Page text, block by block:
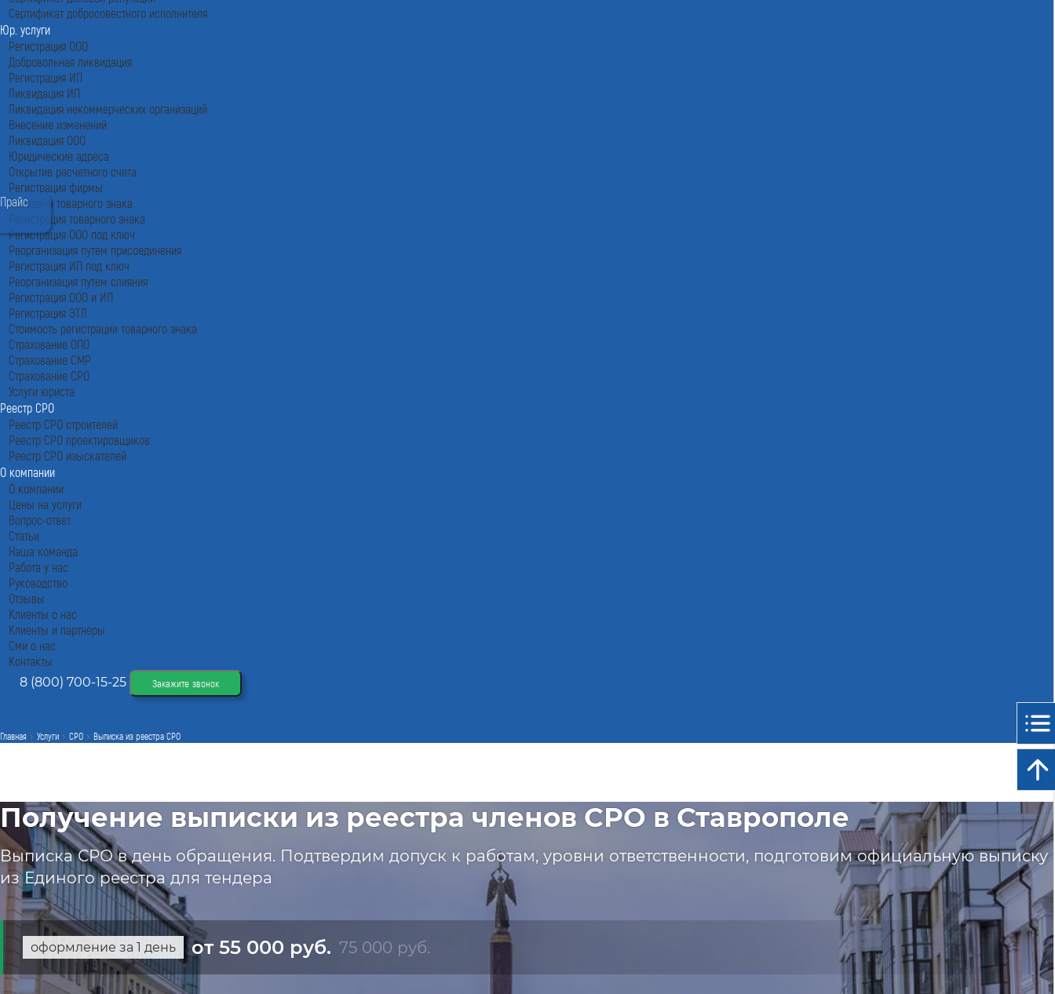
Сертификат добросовестного исполнителя
Юр. услуги
Регистрация ООО
Добровольная ликвидация
Регистрация ИП
Ликвидация ИП
Ликвидация некоммерческих организаций
Внесение изменений
Ликвидация ООО
Юридические адреса
Открытие расчетного счета
Регистрация фирмы
Передача товарного знака
Регистрация товарного знака
Регистрация ООО под ключ
Реорганизация путем присоединения
Регистрация ИП под ключ
Реорганизация путем слияния
Регистрация ООО и ИП
Регистрация ЭТЛ
Стоимость регистрации товарного знака
Страхование ОПО
Страхование СМР
Страхование СРО
Услуги юриста
Реестр СРО
Реестр СРО строителей
Реестр СРО проектировщиков
Реестр СРО изыскателей
О компании
О компании
Цены на услуги
Вопрос-ответ
Статьи
Наша команда
Работа у нас
Руководство
Отзывы
Клиенты о нас
Клиенты и партнеры
Сми о нас
Контакты
8 (800) 700-15-25
Закажите звонок
Главная Услуги СРО Выписка из реестра СРО
Получение выписки из реестра членов СРО в Ставрополе
Выписка СРО в день обращения. Подтвердим допуск к работам, уровни ответственности, подготовим официальную выписку
из Единого реестра для тендера
оформление за 1 день от 55 000 руб. 75 000 руб.
Прайс